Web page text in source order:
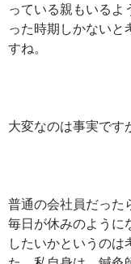
っている親もいるよ
った時期しかないと
すね。
大変なのは事実です
普通の会社員だった
毎日が休みのように
したいかというのは